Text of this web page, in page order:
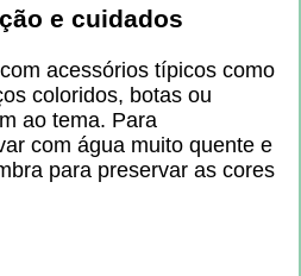
e cuidados
acessórios típicos como
coloridos, botas ou
ao tema. Para
com água muito quente e
para preservar as cores